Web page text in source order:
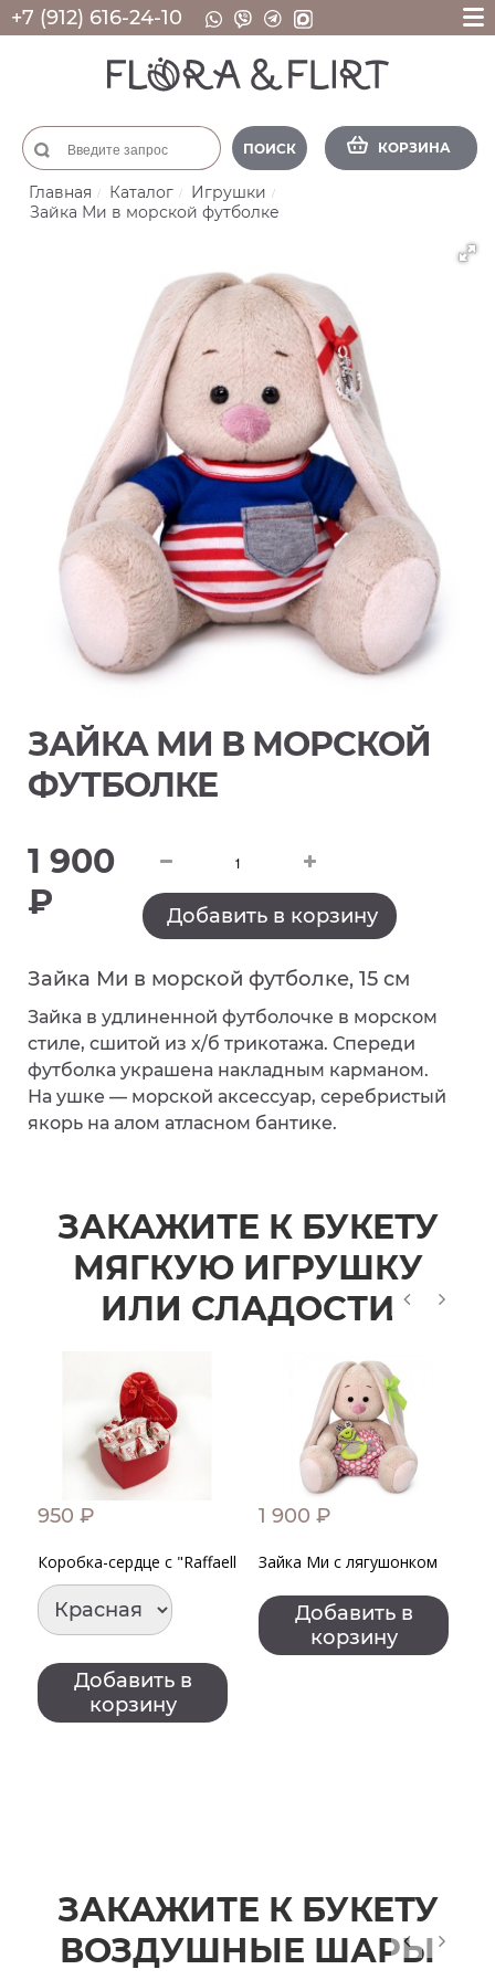
+7 (912) 616-24-10
ПОИСК КОРЗИНА
Главная Каталог
Игрушки
Зайка Ми в морской футболке
ЗАЙКА МИ В МОРСКОЙ
ФУТБОЛКЕ
1 900
₽
Добавить в корзину
Зайка Ми в морской футболке, 15 см
Зайка в удлиненной футболочке в морском
стиле, сшитой из х/б трикотажа. Спереди
футболка украшена накладным карманом.
На ушке — морской аксессуар, серебристый
якорь на алом атласном бантике.
ЗАКАЖИТЕ К БУКЕТУ
МЯГКУЮ ИГРУШКУ
ИЛИ СЛАДОСТИ
950 ₽
Коробка-сердце с "Raffaello" МИНИ
Добавить в
корзину
1 900 ₽
Зайка Ми с лягушонком
Добавить в
корзину
ЗАКАЖИТЕ К БУКЕТУ
ВОЗДУШНЫЕ ШАРЫ